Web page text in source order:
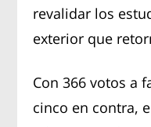
revalidar los
exterior que
Con 366 votos a
cinco en contra,